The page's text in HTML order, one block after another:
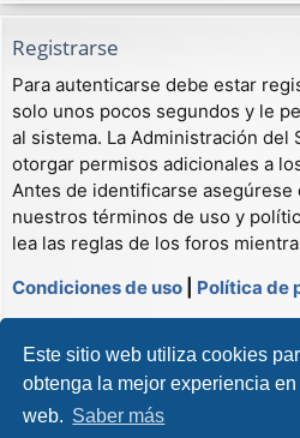
Este sitio web utiliza cookies
obtenga la mejor experiencia
web. Saber más
Registrarse
Para autenticarse debe estar
solo unos pocos segundos y le
al sistema. La Administración del
otorgar permisos adicionales a
Antes de identificarse asegúrese
nuestros términos de uso y
lea las reglas de los foros
Condiciones de uso
Política de
Registrarse
Inicio (Web) Foro Punta de Lanza